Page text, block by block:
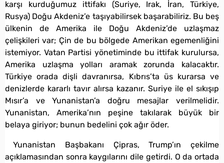
karşı kurduğumuz ittifakı (Suriye, Irak, İran, Türkiye,
Rusya) Doğu Akdeniz’e taşıyabilirsek başarabiliriz. Bu beş
ülkenin de Amerika ile Doğu Akdeniz’de uzlaşmaz
çelişkileri var; Çin de bu bölgede Amerikan egemenliğini
istemiyor. Vatan Partisi yönetiminde bu ittifak kurulursa,
Amerika uzlaşma yolları aramak zorunda kalacaktır.
Türkiye orada dişli davranırsa, Kıbrıs’ta üs kurarsa ve
denizlerde kararlı tavır alırsa kazanır. Suriye ile el sıkışıp
Mısır’a ve Yunanistan’a doğru mesajlar verilmelidir.
Yunanistan, Amerika’nın peşine takılarak büyük bir
belaya giriyor; bunun bedelini çok ağır öder.
Yunanistan Başbakanı Çipras, Trump’ın çekilme
açıklamasından sonra kaygılarını dile getirdi. O da ortada